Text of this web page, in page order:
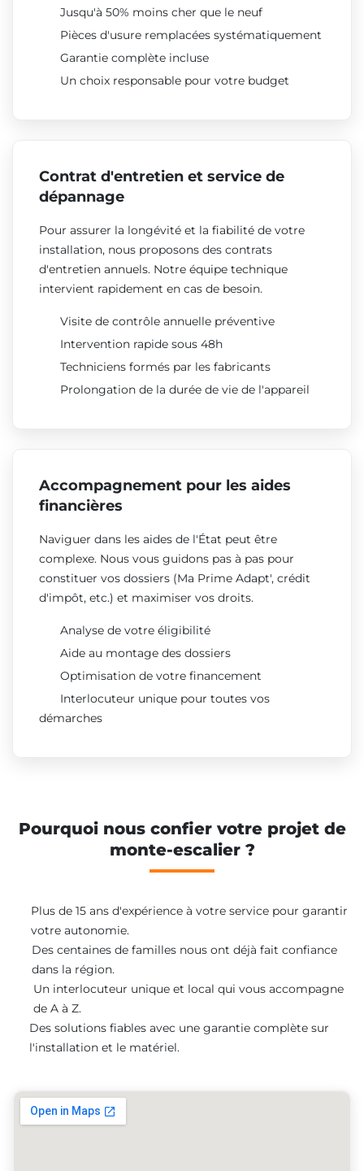
Jusqu'à 50% moins cher que le neuf
Pièces d'usure remplacées systématiquement
Garantie complète incluse
Un choix responsable pour votre budget
Contrat d'entretien et service de
dépannage
Pour assurer la longévité et la fiabilité de votre
installation, nous proposons des contrats
d'entretien annuels. Notre équipe technique
intervient rapidement en cas de besoin.
Visite de contrôle annuelle préventive
Intervention rapide sous 48h
Techniciens formés par les fabricants
Prolongation de la durée de vie de l'appareil
Accompagnement pour les aides
financières
Naviguer dans les aides de l'État peut être
complexe. Nous vous guidons pas à pas pour
constituer vos dossiers (Ma Prime Adapt', crédit
d'impôt, etc.) et maximiser vos droits.
Analyse de votre éligibilité
Aide au montage des dossiers
Optimisation de votre financement
Interlocuteur unique pour toutes vos
démarches
Pourquoi nous confier votre projet de
monte-escalier ?
Plus de 15 ans d'expérience à votre service pour garantir
votre autonomie.
Des centaines de familles nous ont déjà fait confiance
dans la région.
Un interlocuteur unique et local qui vous accompagne
de A à Z.
Des solutions fiables avec une garantie complète sur
l'installation et le matériel.